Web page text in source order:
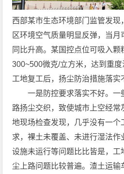
西部某市生态环境部门监管发
区环境空气质量明显反弹，当
同比升高。某国控点位可吸入颗
300~500微克/立方米，达到重度
工地复工后，扬尘防治措施落实
一是防控要求落实不好。一
路扬尘交织，致使城市上空经常
地现场检查发现，几乎没有一个
求，裸土未覆盖、未进行湿法作
设施未运行等问题比比皆是，工
尘上路问题比较普遍。渣土运输